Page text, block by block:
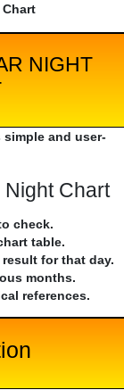
Chart
NIGHT
simple and user-
Night Chart
check.
table.
for that day.
months.
references.